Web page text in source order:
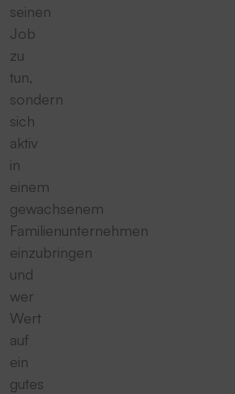
seinen
Job
zu
tun,
sondern
sich
aktiv
in
einem
gewachsenem
Familienunternehmen
einzubringen
und
wer
Wert
auf
ein
gutes